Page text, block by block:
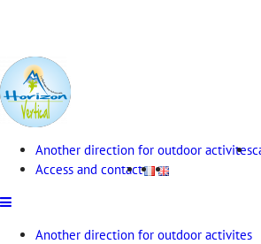
Another direction for outdoor activites
Access and contact
Another direction for outdoor activites